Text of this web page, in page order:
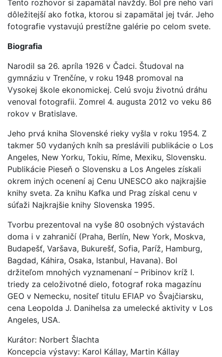
Tento rozhovor si zapamätal navždy. Bol pre neho vari
dôležitejší ako fotka, ktorou si zapamätal jej tvár. Jeho
fotografie vystavujú prestížne galérie po celom svete.
Biografia
Narodil sa 26. apríla 1926 v Čadci. Študoval na
gymnáziu v Trenčíne, v roku 1948 promoval na
Vysokej škole ekonomickej. Celú svoju životnú dráhu
venoval fotografii. Zomrel 4. augusta 2012 vo veku 86
rokov v Bratislave.
Jeho prvá kniha Slovenské rieky vyšla v roku 1954. Z
takmer 50 vydaných kníh sa preslávili publikácie o Los
Angeles, New Yorku, Tokiu, Ríme, Mexiku, Slovensku.
Publikácie Pieseň o Slovensku a Los Angeles získali
okrem iných ocenení aj Cenu UNESCO ako najkrajšie
knihy sveta. Za knihu Kafka und Prag získal cenu v
súťaži Najkrajšie knihy Slovenska 1995.
Tvorbu prezentoval na vyše 80 osobných výstavách
doma i v zahraničí (Praha, Berlín, New York, Moskva,
Budapešť, Varšava, Bukurešť, Sofia, Paríž, Hamburg,
Bagdad, Káhira, Osaka, Istanbul, Havana). Bol
držiteľom mnohých vyznamenaní – Pribinov kríž I.
triedy za celoživotné dielo, fotograf roka magazínu
GEO v Nemecku, nositeľ titulu EFIAP vo Švajčiarsku,
cena Leopolda J. Danihelsa za umelecké aktivity v Los
Angeles, USA.
Kurátor: Norbert Šlachta
Koncepcia výstavy: Karol Kállay, Martin Kállay